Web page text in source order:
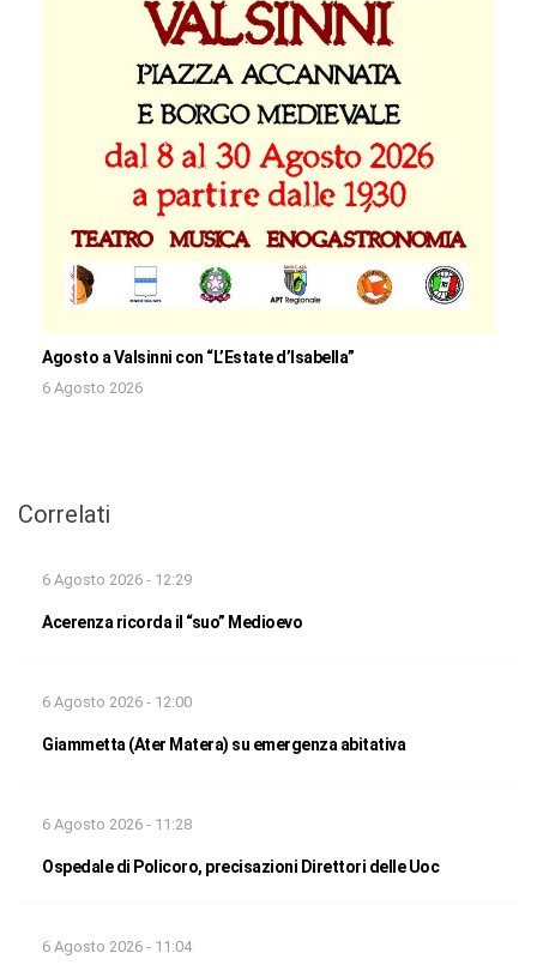
Agosto a Valsinni con “L’Estate d’Isabella”
6 Agosto 2026
Correlati
6 Agosto 2026 - 12:29
Acerenza ricorda il “suo” Medioevo
6 Agosto 2026 - 12:00
Giammetta (Ater Matera) su emergenza abitativa
6 Agosto 2026 - 11:28
Ospedale di Policoro, precisazioni Direttori delle Uoc
6 Agosto 2026 - 11:04